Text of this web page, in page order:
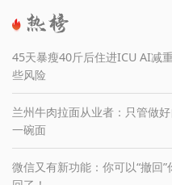
45天暴瘦40斤后住进ICU AI减
些风险
兰州牛肉拉面从业者：只管做
一碗面
微信又有新功能：你可以“撤回”